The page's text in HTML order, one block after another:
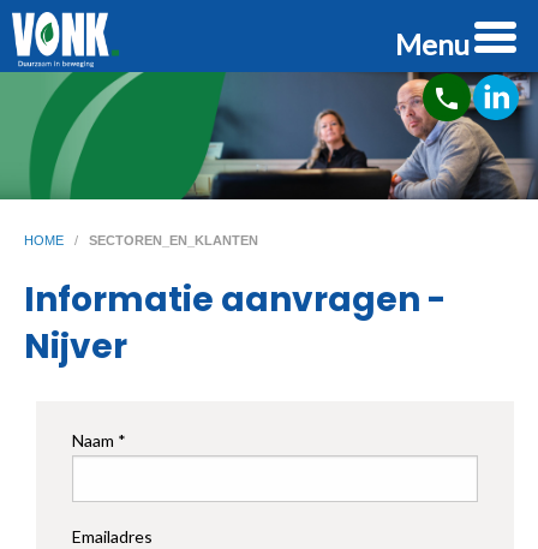
phone
Menu
HOME / SECTOREN_EN_KLANTEN
Informatie aanvragen -
Nijver
Naam *
Emailadres